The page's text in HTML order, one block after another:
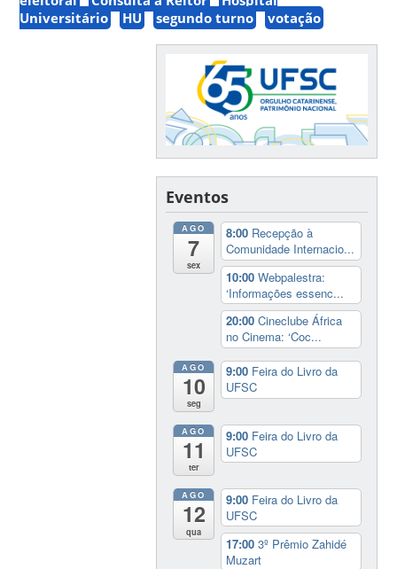
Universitário
HU segundo turno votação
Eventos
AGO
7
sex
8:00 Recepção à
Comunidade Internacio...
10:00Webpalestra:
‘Informações essenc...
20:00Cineclube África
no Cinema: ‘Coc...
AGO
10
seg
9:00 Feira do Livro da
UFSC
AGO
11
ter
9:00 Feira do Livro da
UFSC
AGO
12
qua
9:00 Feira do Livro da
UFSC
17:003º Prêmio Zahidé
Muzart